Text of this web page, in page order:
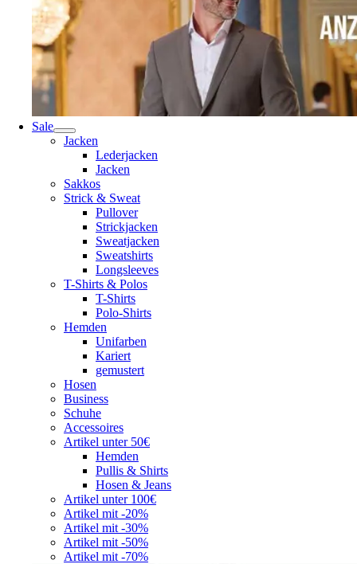
Sale
Jacken
Lederjacken
Jacken
Sakkos
Strick & Sweat
Pullover
Strickjacken
Sweatjacken
Sweatshirts
Longsleeves
T-Shirts & Polos
T-Shirts
Polo-Shirts
Hemden
Unifarben
Kariert
gemustert
Hosen
Business
Schuhe
Accessoires
Artikel unter 50€
Hemden
Pullis & Shirts
Hosen & Jeans
Artikel unter 100€
Artikel mit -20%
Artikel mit -30%
Artikel mit -50%
Artikel mit -70%